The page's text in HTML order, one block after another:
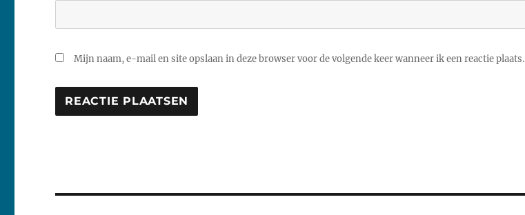
Mijn naam, e-mail en site opslaan in deze browser voor de volgende keer wanneer ik een reactie plaats.